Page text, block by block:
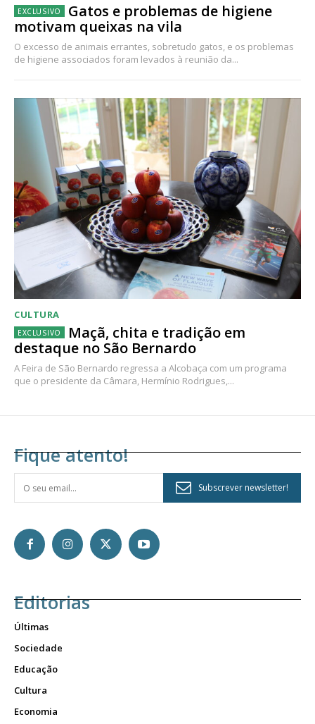
Gatos e problemas de higiene
motivam queixas na vila
O excesso de animais errantes, sobretudo gatos, e os problemas
de higiene associados foram levados à reunião da...
CULTURA
Maçã, chita e tradição em
destaque no São Bernardo
A Feira de São Bernardo regressa a Alcobaça com um programa
que o presidente da Câmara, Hermínio Rodrigues,...
Fique atento!
Subscrever newsletter!
Editorias
Últimas
Sociedade
Educação
Cultura
Economia